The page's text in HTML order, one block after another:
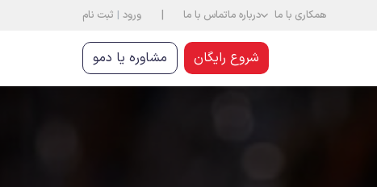
همکاری با ما درباره ماتماس با ما | ورود | ثبت نام
شروع رایگان مشاوره یا دمو